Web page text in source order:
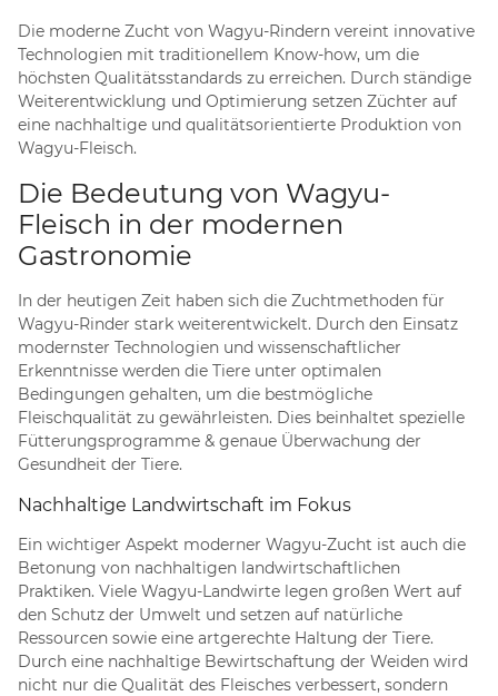
Die moderne Zucht von Wagyu-Rindern vereint innovative
Technologien mit traditionellem Know-how, um die
höchsten Qualitätsstandards zu erreichen. Durch ständige
Weiterentwicklung und Optimierung setzen Züchter auf
eine nachhaltige und qualitätsorientierte Produktion von
Wagyu-Fleisch.
Die Bedeutung von Wagyu-
Fleisch in der modernen
Gastronomie
In der heutigen Zeit haben sich die Zuchtmethoden für
Wagyu-Rinder stark weiterentwickelt. Durch den Einsatz
modernster Technologien und wissenschaftlicher
Erkenntnisse werden die Tiere unter optimalen
Bedingungen gehalten, um die bestmögliche
Fleischqualität zu gewährleisten. Dies beinhaltet spezielle
Fütterungsprogramme & genaue Überwachung der
Gesundheit der Tiere.
Nachhaltige Landwirtschaft im Fokus
Ein wichtiger Aspekt moderner Wagyu-Zucht ist auch die
Betonung von nachhaltigen landwirtschaftlichen
Praktiken. Viele Wagyu-Landwirte legen großen Wert auf
den Schutz der Umwelt und setzen auf natürliche
Ressourcen sowie eine artgerechte Haltung der Tiere.
Durch eine nachhaltige Bewirtschaftung der Weiden wird
nicht nur die Qualität des Fleisches verbessert, sondern